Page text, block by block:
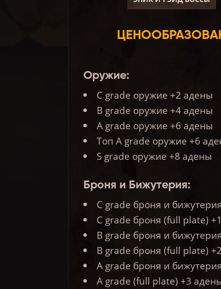
Оружие:
C grade оружие +2 адены
B grade оружие +4 адены
А grade оружие +6 адены
Топ А grade оружие +6
S grade оружие +8 адены
Броня и Бижутерия:
C grade броня и
C grade броня (full plate)
B grade броня и
B grade броня (full plate)
А grade броня и
А grade (full plate) +3